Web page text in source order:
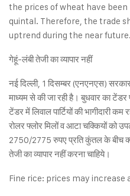
the prices of wheat have
quintal. Therefore, the trade
uptrend during the near future.
गेहूं-लंबी तेजी का व्यापार नहीं
नई दिल्ली, 1 दिसम्बर (एनएनएस)
माध्यम से की जा रही है। बुधवार का टेंडर
टेंडर में लिवाल पार्टियों की भागीदारी
रोलर फ्लोर मिलों व आटा चक्कियों को
2750/2775 रुपए प्रति कुंतल के बीच
तेजी का व्यापार नहीं करना चाहिये।
Fine rice: prices may increase